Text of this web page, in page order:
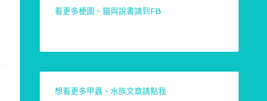
看更多梗圖、貓與說書請到FB
想看更多甲蟲、水族文章請點我